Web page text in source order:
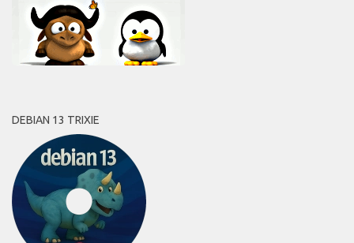
DEBIAN 13 TRIXIE